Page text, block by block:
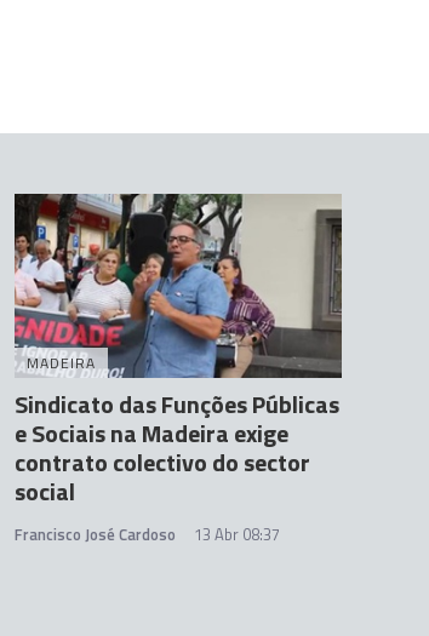
MADEIRA
Sindicato das Funções Públicas
e Sociais na Madeira exige
contrato colectivo do sector
social
Francisco José Cardoso 13 Abr 08:37